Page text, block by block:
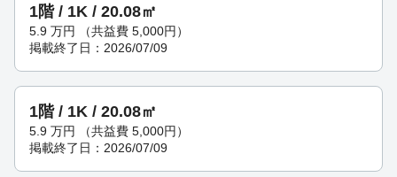
1階 / 1K / 20.08㎡
5.9 万円 （共益費 5,000円）
掲載終了日：2026/07/09
1階 / 1K / 20.08㎡
5.9 万円 （共益費 5,000円）
掲載終了日：2026/07/09